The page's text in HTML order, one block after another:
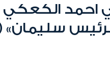
احمد الكعكي
سليمان» (٢/